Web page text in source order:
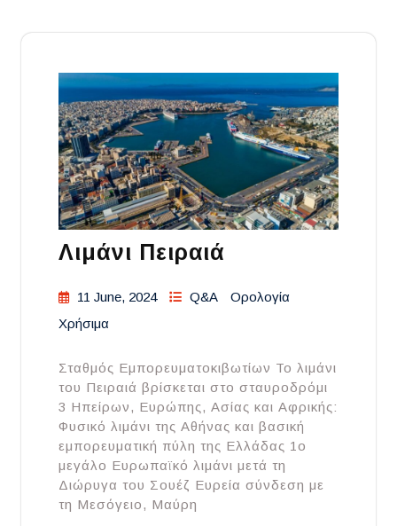
Λιμάνι Πειραιά
11 June, 2024 Q&A
Ορολογία
Χρήσιμα
Σταθμός Εμπορευματοκιβωτίων Το λιμάνι
του Πειραιά βρίσκεται στο σταυροδρόμι
3 Ηπείρων, Ευρώπης, Ασίας και Αφρικής:
Φυσικό λιμάνι της Αθήνας και βασική
εμπορευματική πύλη της Ελλάδας 1ο
μεγάλο Ευρωπαϊκό λιμάνι μετά τη
Διώρυγα του Σουέζ Ευρεία σύνδεση με
τη Μεσόγειο, Μαύρη